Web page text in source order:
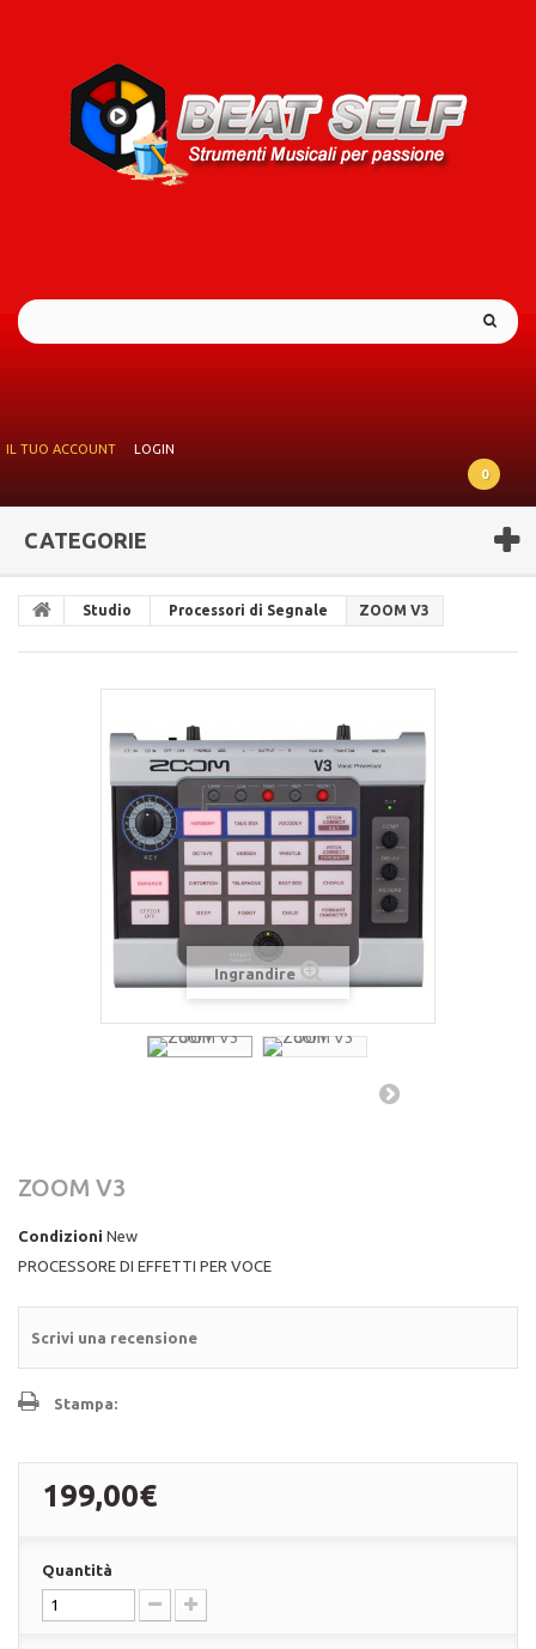
IL TUO ACCOUNT
LOGIN
0
CATEGORIE
Studio Processori di Segnale ZOOM V3
Ingrandire
ZOOM V3
Condizioni New
PROCESSORE DI EFFETTI PER VOCE
Scrivi una recensione
Stampa:
199,00€
Quantità